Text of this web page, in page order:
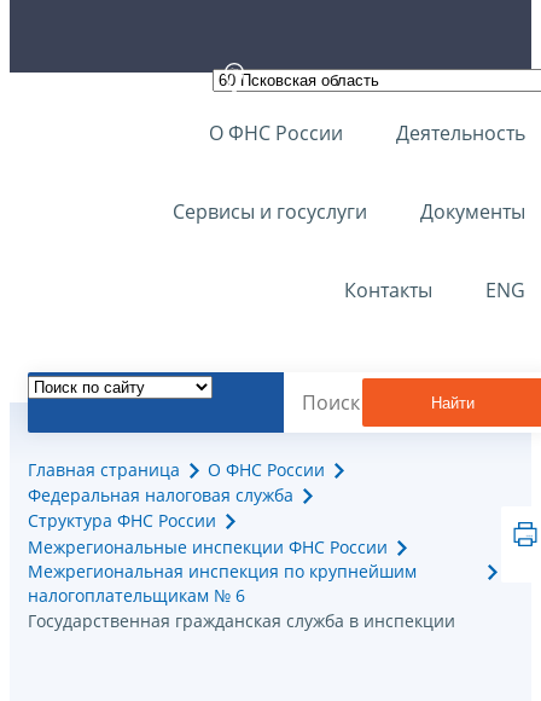
О ФНС России Деятельность
Сервисы и госуслуги Документы
Контакты ENG
Найти
Главная страница
О ФНС России
Федеральная налоговая служба
Структура ФНС России
Межрегиональные инспекции ФНС России
Межрегиональная инспекция по крупнейшим
налогоплательщикам № 6
Государственная гражданская служба в инспекции